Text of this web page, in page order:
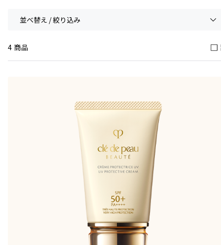
並べ替え / 絞り込み
4 商品